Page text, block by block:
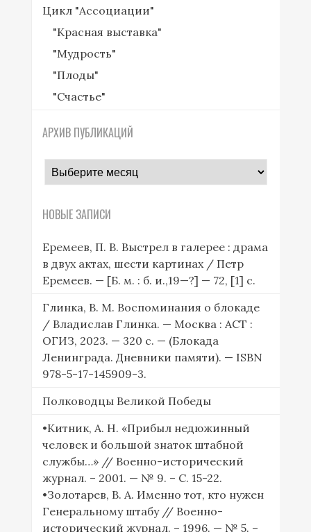
Цикл "Ассоциации"
"Красная выставка"
"Мудрость"
"Плоды"
"Счастье"
АРХИВ ПУБЛИКАЦИЙ
архив
публикаций
НОВЫЕ ЗАПИСИ
Еремеев, П. В. Выстрел в галерее : драма
в двух актах, шести картинах / Петр
Еремеев. — [Б. м. : б. и.,19—?] — 72, [1] с.
Глинка, В. М. Воспоминания о блокаде
/ Владислав Глинка. — Москва : АСТ :
ОГИЗ, 2023. — 320 с. — (Блокада
Ленинграда. Дневники памяти). — ISBN
978-5-17-145909-3.
Полководцы Великой Победы
•Китник, А. Н. «Прибыл недюжинный
человек и большой знаток штабной
службы…» // Военно-исторический
журнал. – 2001. — № 9. – С. 15-22.
•Золотарев, В. А. Именно тот, кто нужен
Генеральному штабу // Военно-
исторический журнал. – 1996. — № 5. –